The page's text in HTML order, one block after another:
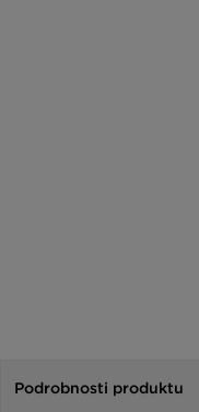
Podrobnosti produktu